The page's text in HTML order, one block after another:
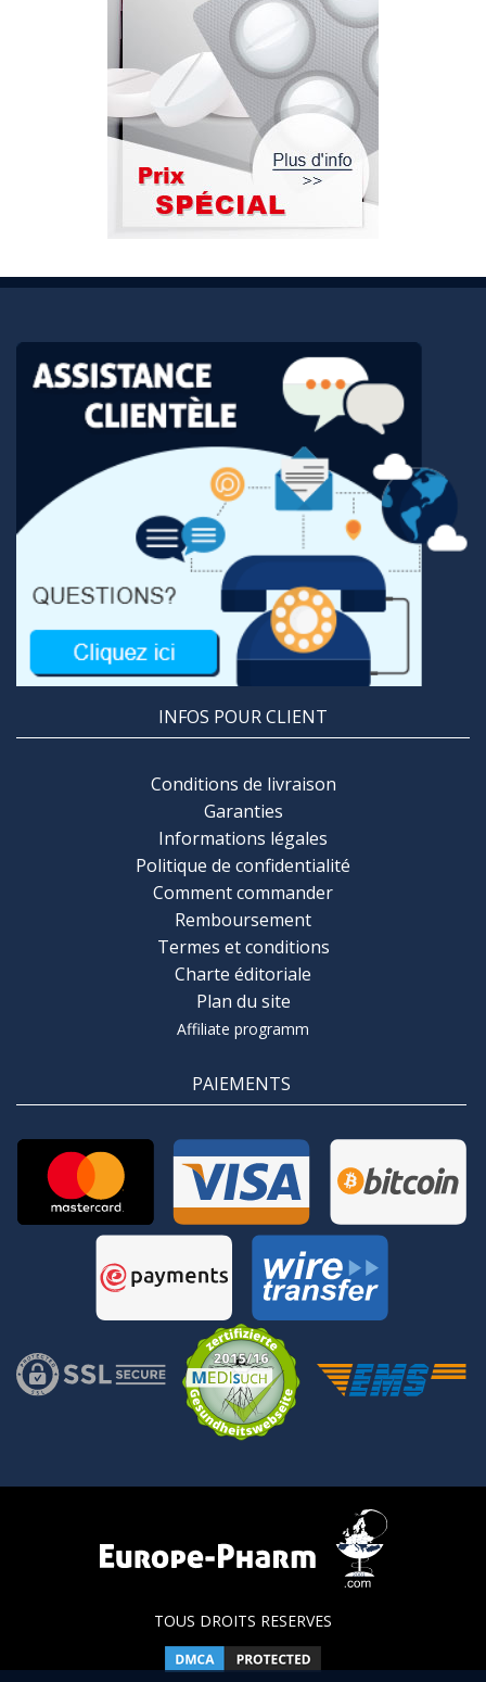
INFOS POUR CLIENT
Conditions de livraison
Garanties
Informations légales
Politique de confidentialité
Comment commander
Remboursement
Termes et conditions
Charte éditoriale
Plan du site
Affiliate programm
PAIEMENTS
TOUS DROITS RESERVES